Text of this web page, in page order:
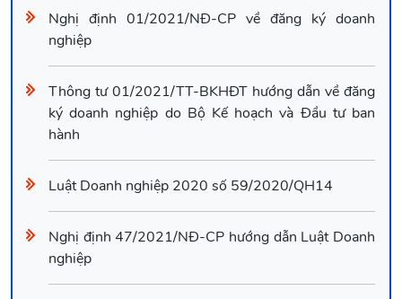
Nghị định 01/2021/NĐ-CP về đăng ký doanh
nghiệp
Thông tư 01/2021/TT-BKHĐT hướng dẫn về đăng
ký doanh nghiệp do Bộ Kế hoạch và Đầu tư ban
hành
Luật Doanh nghiệp 2020 số 59/2020/QH14
Nghị định 47/2021/NĐ-CP hướng dẫn Luật Doanh
nghiệp